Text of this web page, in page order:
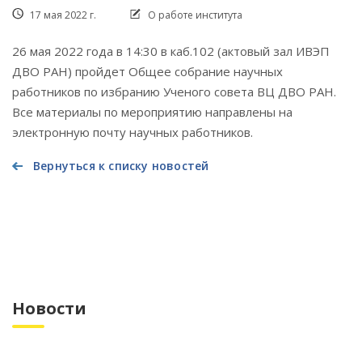
17 мая 2022 г. О работе института
26 мая 2022 года в 14:30 в каб.102 (актовый зал ИВЭП
ДВО РАН) пройдет Общее собрание научных
работников по избранию Ученого совета ВЦ ДВО РАН.
Все материалы по мероприятию направлены на
электронную почту научных работников.
Вернуться к списку новостей
Новости